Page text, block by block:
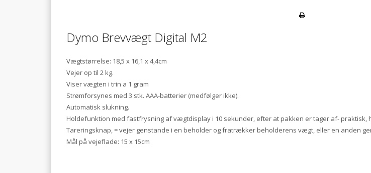
Dymo Brevvægt Digital M2
Vægtstørrelse: 18,5 x 16,1 x 4,4cm
Vejer op til 2 kg.
Viser vægten i trin a 1 gram
Strømforsynes med 3 stk. AAA-batterier (medfølger ikke).
Automatisk slukning.
Holdefunktion med fastfrysning af vægtdisplay i 10 sekunder, efter at pakken er tager af-
Tareringsknap, = vejer genstande i en beholder og fratrækker beholderens vægt, eller en anden
Mål på vejeflade: 15 x 15cm